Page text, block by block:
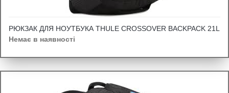
РЮКЗАК ДЛЯ НОУТБУКА THULE CROSSOVER BACKPACK 21L
Немає в наявності